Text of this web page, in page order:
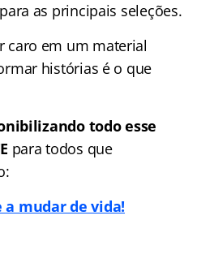
as principais seleções.
caro em um material
histórias é o que
todo esse
para todos que
a mudar de vida!